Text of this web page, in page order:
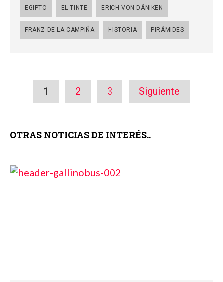
EGIPTO EL TINTE ERICH VON DÄNIKEN
FRANZ DE LA CAMPIÑA HISTORIA PIRÁMIDES
1 2 3 Siguiente
OTRAS NOTICIAS DE INTERÉS..